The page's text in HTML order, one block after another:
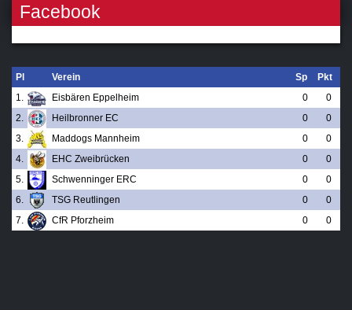
Facebook
Pl Verein Sp
Pkt
1.
Eisbären Eppelheim 0
0
2.
Heilbronner EC 0
0
3.
Maddogs Mannheim 0
0
4.
EHC Zweibrücken 0
0
5.
Schwenninger ERC 0
0
6.
TSG Reutlingen 0
0
7.
CfR Pforzheim 0 0